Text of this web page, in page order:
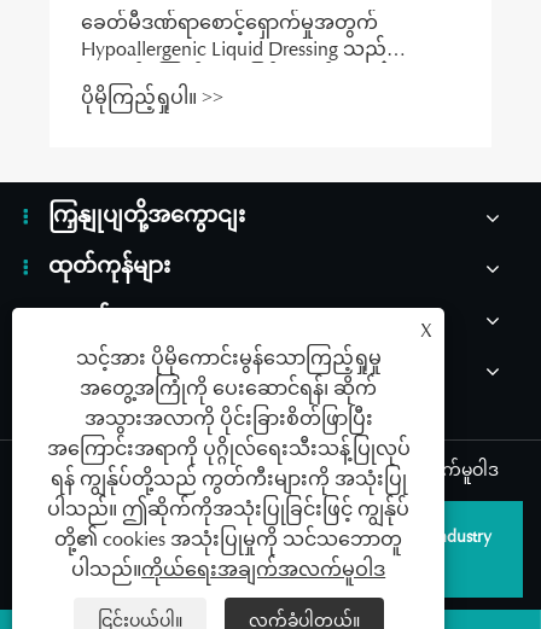
ကြှနျုပျတို့အကွောငျး
ထုတ်ကုန်များ
ကြှနျုပျတို့ကိုဆကျသှယျရနျ
Links | Sitemap | RSS | XML | ကိုယ်ရေးအချက်အလက်မူဝါဒ
မူပိုင်ခွင့် © 2026 Qingdao SAILDAR Medical Device Industry
Development Co., Ltd. All rights reserved.
X
သင့်အား ပိုမိုကောင်းမွန်သောကြည့်ရှုမှု
အတွေ့အကြုံကို ပေးဆောင်ရန်၊ ဆိုက်
အသွားအလာကို ပိုင်းခြားစိတ်ဖြာပြီး
အကြောင်းအရာကို ပုဂ္ဂိုလ်ရေးသီးသန့်ပြုလုပ်
ရန် ကျွန်ုပ်တို့သည် ကွတ်ကီးများကို အသုံးပြု
ပါသည်။ ဤဆိုက်ကိုအသုံးပြုခြင်းဖြင့် ကျွန်ုပ်
တို့၏ cookies အသုံးပြုမှုကို သင်သဘောတူ
ပါသည်။ကိုယ်ရေးအချက်အလက်မူဝါဒ
ငြင်းပယ်ပါ။ လက်ခံပါတယ်။